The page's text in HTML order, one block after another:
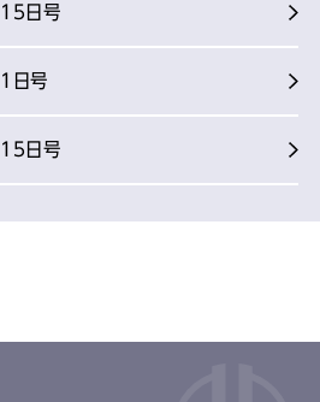
日号
日号
日号